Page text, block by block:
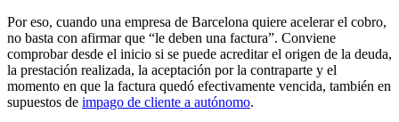
Por eso, cuando una empresa de Barcelona quiere acelerar el cobro,
no basta con afirmar que “le deben una factura”. Conviene
comprobar desde el inicio si se puede acreditar el origen de la deuda,
la prestación realizada, la aceptación por la contraparte y el
momento en que la factura quedó efectivamente vencida, también en
supuestos de impago de cliente a autónomo.